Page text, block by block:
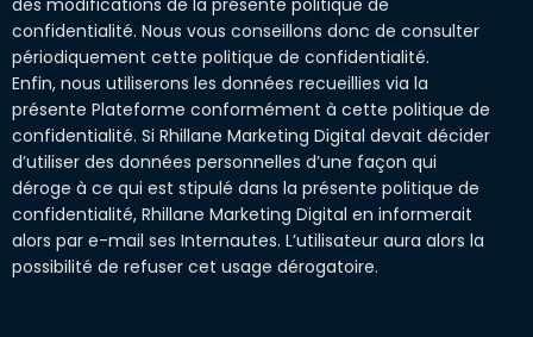
confidentialité. Nous vous conseillons donc de consulter
périodiquement cette politique de confidentialité.
Enfin, nous utiliserons les données recueillies via la
présente Plateforme conformément à cette politique de
confidentialité. Si Rhillane Marketing Digital devait décider
d’utiliser des données personnelles d’une façon qui
déroge à ce qui est stipulé dans la présente politique de
confidentialité, Rhillane Marketing Digital en informerait
alors par e-mail ses Internautes. L’utilisateur aura alors la
possibilité de refuser cet usage dérogatoire.